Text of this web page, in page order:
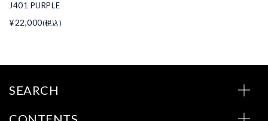
J401 PURPLE
¥22,000(税込)
SEARCH